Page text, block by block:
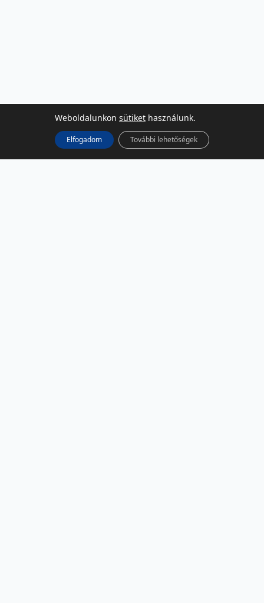
Weboldalunkon sütiket használunk.
Elfogadom További lehetőségek